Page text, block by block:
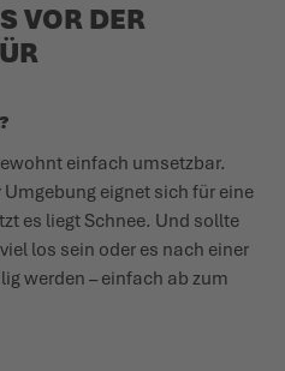
VOR DER
einfach umsetzbar.
eignet sich für eine
es liegt Schnee. Und sollte
los sein oder es nach einer
werden – einfach ab zum